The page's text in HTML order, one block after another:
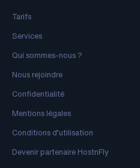
Tarifs
Services
Qui sommes-nous ?
Nous rejoindre
Confidentialité
Mentions légales
Conditions d’utilisation
Devenir partenaire HostnFly